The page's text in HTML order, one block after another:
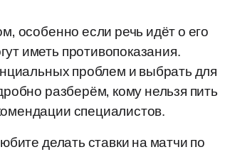
особенно если речь идёт о его
иметь противопоказания.
проблем и выбрать для
разберём, кому нельзя пить
специалистов.
делать ставки на матчи по